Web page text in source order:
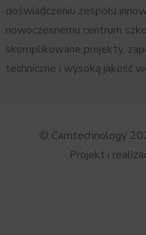
doświadczeniu zespołu
nowoczesnemu centrum
skomplikowane projekty,
techniczne i wysoką jakość
© Camtechnology
Projekt i